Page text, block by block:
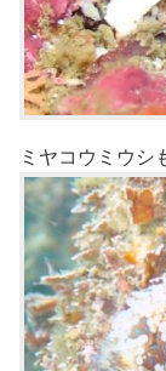
ミヤコウミウシ